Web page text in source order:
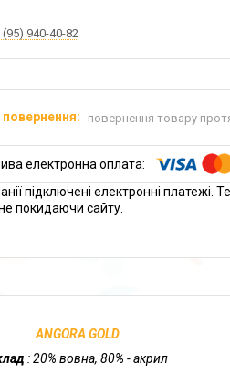
(95) 940-40-82
повернення товару
підключені електронні платежі.
покидаючи сайту.
ANGORA GOLD
: 20% вовна, 80% - акрил